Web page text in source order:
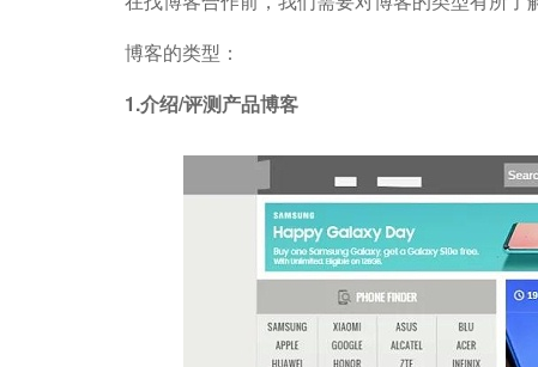
博客的类型：
1.介绍/评测产品博客